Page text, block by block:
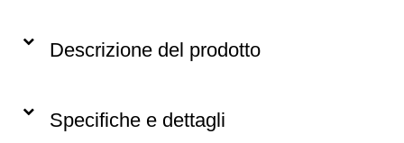
Descrizione del prodotto
Specifiche e dettagli